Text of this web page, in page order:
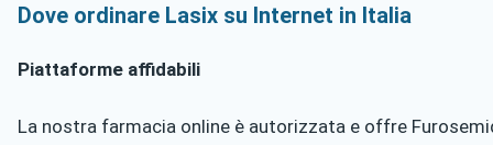
Dove ordinare Lasix su Internet in Italia
Piattaforme affidabili
La nostra farmacia online è autorizzata e offre